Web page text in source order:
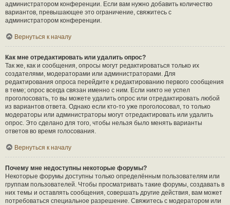
администратором конференции. Если вам нужно добавить количество
вариантов, превышающее это ограничение, свяжитесь с
администратором конференции.
Вернуться к началу
Как мне отредактировать или удалить опрос?
Так же, как и сообщения, опросы могут редактироваться только их
создателями, модераторами или администраторами. Для
редактирования опроса перейдите к редактированию первого сообщения
в теме; опрос всегда связан именно с ним. Если никто не успел
проголосовать, то вы можете удалить опрос или отредактировать любой
из вариантов ответа. Однако если кто-то уже проголосовал, то только
модераторы или администраторы могут отредактировать или удалить
опрос. Это сделано для того, чтобы нельзя было менять варианты
ответов во время голосования.
Вернуться к началу
Почему мне недоступны некоторые форумы?
Некоторые форумы доступны только определённым пользователям или
группам пользователей. Чтобы просматривать такие форумы, создавать в
них темы и оставлять сообщения, совершать другие действия, вам может
потребоваться специальное разрешение. Свяжитесь с модератором или